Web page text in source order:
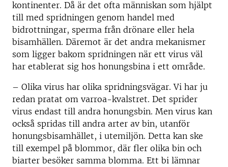
kontinenter. Då är det ofta människan som hjälpt
till med spridningen genom handel med
bidrottningar, sperma från drönare eller hela
bisamhällen. Däremot är det andra mekanismer
som ligger bakom spridningen när ett virus väl
har etablerat sig hos honungsbina i ett område.
– Olika virus har olika spridningsvägar. Vi har ju
redan pratat om varroa-kvalstret. Det sprider
virus endast till andra honungsbin. Men virus kan
också spridas till andra arter av bin, utanför
honungsbisamhället, i utemiljön. Detta kan ske
till exempel på blommor, där fler olika bin och
biarter besöker samma blomma. Ett bi lämnar